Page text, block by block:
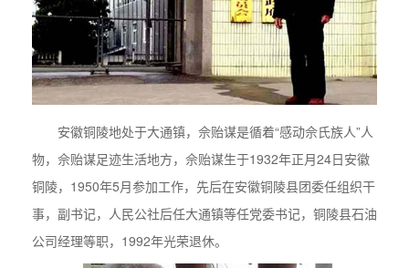
安徽铜陵地处于大通镇，佘贻谋是循着“感动佘氏族人”人
物，佘贻谋足迹生活地方，佘贻谋生于1932年正月24日安徽
铜陵，1950年5月参加工作，先后在安徽铜陵县团委任组织干
事，副书记，人民公社后任大通镇等任党委书记，铜陵县石油
公司经理等职，1992年光荣退休。